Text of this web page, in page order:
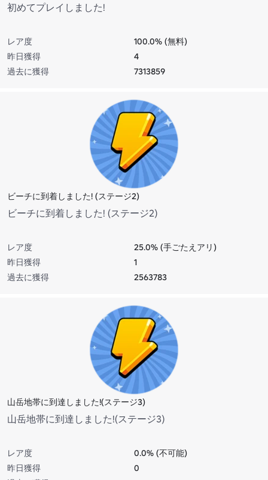
初めてプレイしました!
レア度
100.0% (無料)
昨日獲得
4
過去に獲得
7313859
ビーチに到着しました! (ステージ2)
ビーチに到着しました! (ステージ2)
レア度
25.0% (手ごたえアリ)
昨日獲得
1
過去に獲得
2563783
山岳地帯に到達しました!(ステージ3)
山岳地帯に到達しました!(ステージ3)
レア度
0.0% (不可能)
昨日獲得
0